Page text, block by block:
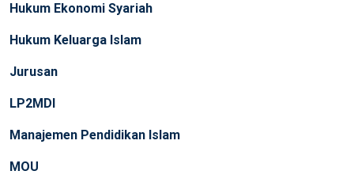
Hukum Ekonomi Syariah
Hukum Keluarga Islam
Jurusan
LP2MDI
Manajemen Pendidikan Islam
MOU